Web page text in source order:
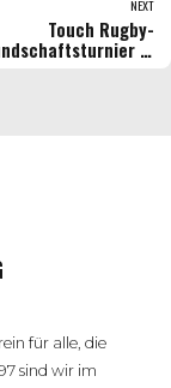
NEXT
Touch Rugby-
in
für alle, die
sind wir im